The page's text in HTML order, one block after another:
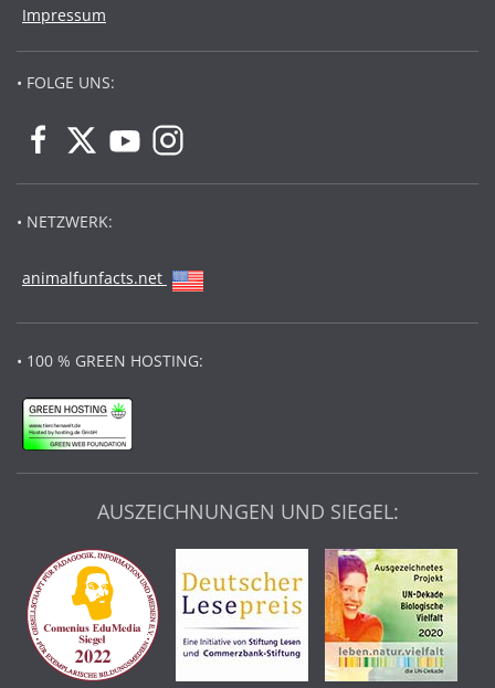
Impressum
• FOLGE UNS:
• NETZWERK:
animalfunfacts.net
• 100 % GREEN HOSTING:
AUSZEICHNUNGEN UND SIEGEL: